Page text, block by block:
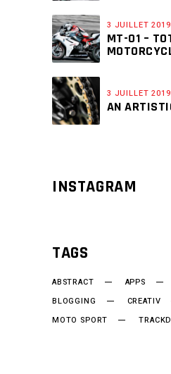
3 JUILLET 2019
MT-01 –
3 JUILLET 2019
AN
INSTAGRAM
TAGS
ABSTRACT APPS
BLOGGING
CREATIV
MOTO SPORT